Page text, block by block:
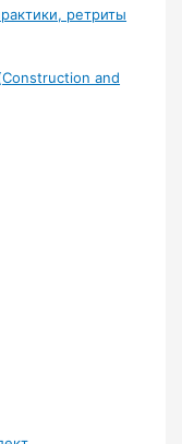
ретриты
and